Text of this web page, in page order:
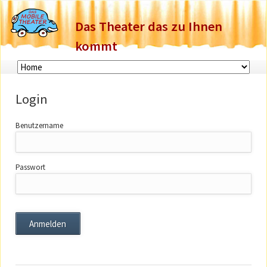
Das Theater das zu Ihnen
kommt
Navigation
Login
Benutzername
Passwort
Anmelden